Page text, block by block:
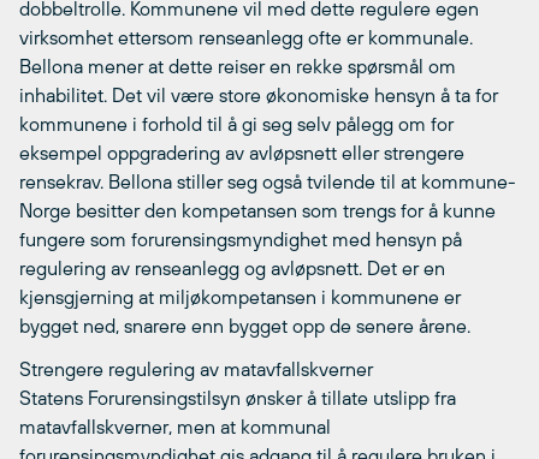
dobbeltrolle. Kommunene vil med dette regulere egen
virksomhet ettersom renseanlegg ofte er kommunale.
Bellona mener at dette reiser en rekke spørsmål om
inhabilitet. Det vil være store økonomiske hensyn å ta for
kommunene i forhold til å gi seg selv pålegg om for
eksempel oppgradering av avløpsnett eller strengere
rensekrav. Bellona stiller seg også tvilende til at kommune-
Norge besitter den kompetansen som trengs for å kunne
fungere som forurensingsmyndighet med hensyn på
regulering av renseanlegg og avløpsnett. Det er en
kjensgjerning at miljøkompetansen i kommunene er
bygget ned, snarere enn bygget opp de senere årene.
Strengere regulering av matavfallskverner
Statens Forurensingstilsyn ønsker å tillate utslipp fra
matavfallskverner, men at kommunal